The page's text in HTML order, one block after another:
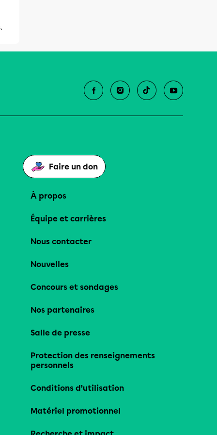
Faire un don
À propos
Équipe et carrières
Nous contacter
Nouvelles
Concours et sondages
Nos partenaires
Salle de presse
Protection des renseignements
personnels
Conditions d’utilisation
Matériel promotionnel